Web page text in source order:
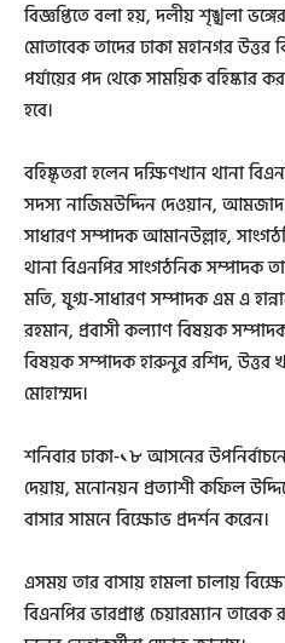
বিজ্ঞপ্তিতে বলা হয়, দলীয় শৃঙ্খলা
মোতাবেক তাদের ঢাকা মহানগর উত্তর
পর্যায়ের পদ থেকে সাময়িক বহিষ্কার
হবে।
বহিষ্কৃতরা হলেন দক্ষিণখান থানা
সদস্য নাজিমউদ্দিন দেওয়ান,
সাধারণ সম্পাদক আমানউল্লাহ,
থানা বিএনপির সাংগঠনিক সম্পাদক
মতি, যুগ্ম-সাধারণ সম্পাদক এম এ
রহমান, প্রবাসী কল্যাণ বিষয়ক
বিষয়ক সম্পাদক হারুনুর রশিদ, উত্তর
মোহাম্মদ।
শনিবার ঢাকা-১৮ আসনের
দেয়ায়, মনোনয়ন প্রত্যাশী কফিল
বাসার সামনে বিক্ষোভ প্রদর্শন করেন।
এসময় তার বাসায় হামলা চালায়
বিএনপির ভারপ্রাপ্ত চেয়ারম্যান